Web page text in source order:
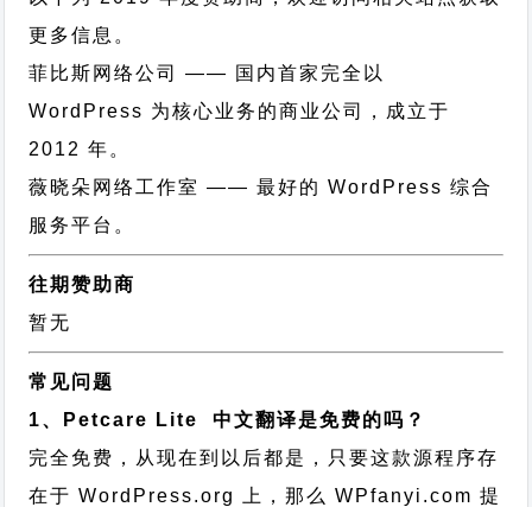
更多信息。
菲比斯网络公司
—— 国内首家完全以
WordPress 为核心业务的商业公司，成立于
2012 年。
薇晓朵网络工作室 —— 最好的 WordPress 综合
服务平台。
往期赞助商
暂无
常见问题
1、Petcare Lite 中文翻译是免费的吗？
完全免费，从现在到以后都是，只要这款源程序存
在于 WordPress.org 上，那么 WPfanyi.com 提